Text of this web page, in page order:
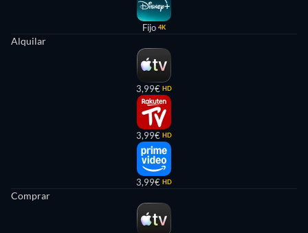
Fijo 4K
Alquilar
3,99€ HD
3,99€ HD
3,99€ HD
Comprar